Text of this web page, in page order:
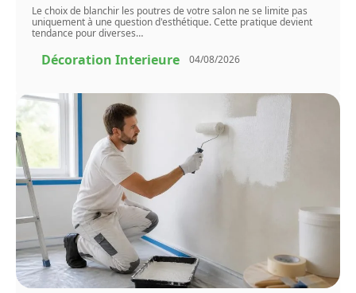
Le choix de blanchir les poutres de votre salon ne se limite pas
uniquement à une question d'esthétique. Cette pratique devient
tendance pour diverses…
Décoration Interieure 04/08/2026